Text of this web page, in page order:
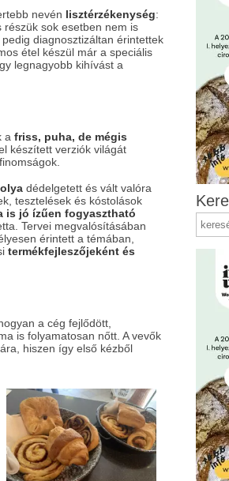
nevén lisztérzékenység:
sok esetben nem is
diagnosztizáltan érintettek
étel készül már a speciális
legnagyobb kihívást a
a friss, puha, de mégis
készített verziók világát
dédelgetett és vált valóra
tesztelések és kóstolások
is jó ízűen fogyasztható
Tervei megvalósításában
érintett a témában,
termékfejleszőjeként és
a cég fejlődött,
is folyamatosan nőtt. A vevők
hiszen így első kézből